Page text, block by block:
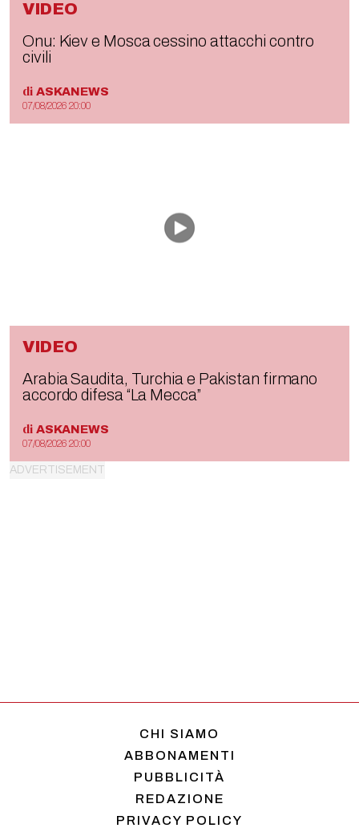
VIDEO
Onu: Kiev e Mosca cessino attacchi contro
civili
di ASKANEWS
07/08/2026 20:00
VIDEO
Arabia Saudita, Turchia e Pakistan firmano
accordo difesa “La Mecca”
di ASKANEWS
07/08/2026 20:00
CHI SIAMO
ABBONAMENTI
PUBBLICITÀ
REDAZIONE
PRIVACY POLICY